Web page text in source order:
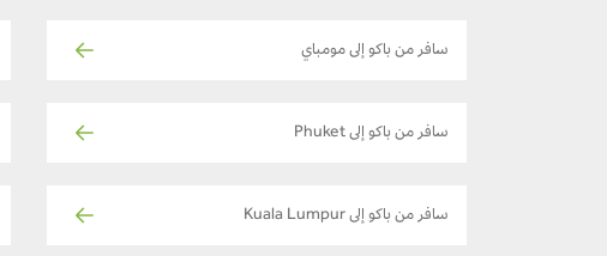
سافر من باكو إلى مومباي
سافر من باكو إلى Phuket
سافر من باكو إلى Kuala Lumpur